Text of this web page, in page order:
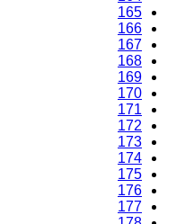
165
166
167
168
169
170
171
172
173
174
175
176
177